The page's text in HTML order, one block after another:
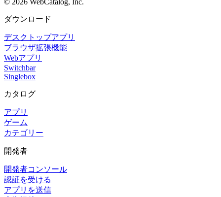
ダウンロード
デスクトップアプリ
ブラウザ拡張機能
Webアプリ
Switchbar
Singlebox
カタログ
アプリ
ゲーム
カテゴリー
開発者
開発者コンソール
認証を受ける
アプリを送信